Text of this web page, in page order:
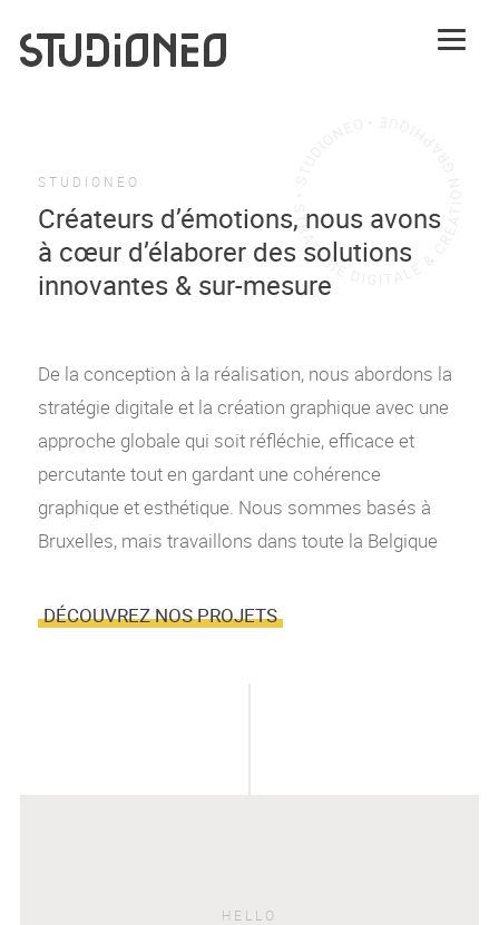
STUDIONEO
Créateurs d’émotions, nous avons
à cœur d’élaborer des solutions
innovantes & sur-mesure
De la conception à la réalisation, nous abordons la
stratégie digitale et la création graphique avec une
approche globale qui soit réfléchie, efficace et
percutante tout en gardant une cohérence
graphique et esthétique. Nous sommes basés à
Bruxelles, mais travaillons dans toute la Belgique
DÉCOUVREZ NOS PROJETS
HELLO